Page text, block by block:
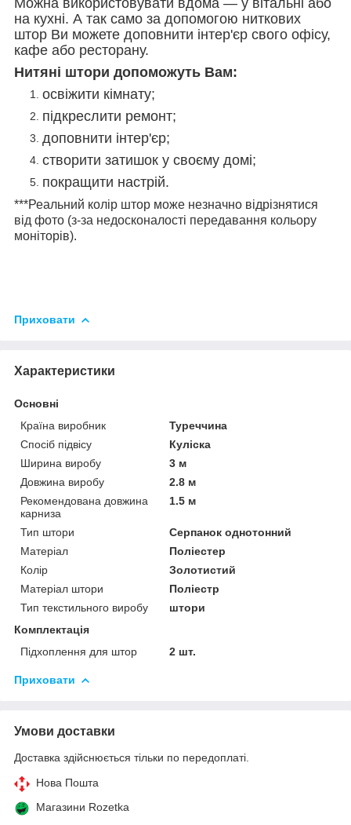
Можна використовувати вдома — у вітальні або
на кухні. А так само за допомогою ниткових
штор Ви можете доповнити інтер'єр свого офісу,
кафе або ресторану.
Нитяні штори допоможуть Вам:
освіжити кімнату;
підкреслити ремонт;
доповнити інтер'єр;
створити затишок у своєму домі;
покращити настрій.
***Реальний колір штор може незначно відрізнятися
від фото (з-за недосконалості передавання кольору
моніторів).
Приховати
Характеристики
Основні
Країна виробник
Туреччина
Спосіб підвісу
Куліска
Ширина виробу
3 м
Довжина виробу
2.8 м
Рекомендована довжина
карниза
1.5 м
Тип штори
Серпанок однотонний
Матеріал
Поліестер
Колір
Золотистий
Матеріал штори
Поліестр
Тип текстильного виробу
штори
Комплектація
Підхоплення для штор
2 шт.
Приховати
Умови доставки
Доставка здійснюється тільки по передоплаті.
Нова Пошта
Магазини Rozetka